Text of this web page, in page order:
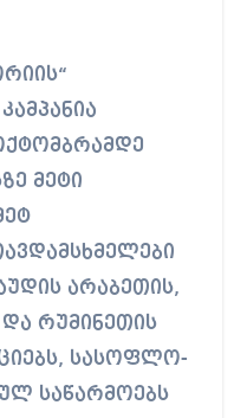
მეტი
არაბეთის,
და რუმინეთის
სასოფლო-
საწარმოებს